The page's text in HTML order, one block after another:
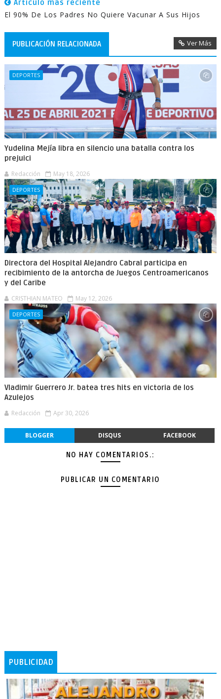
Artículo más reciente
El 90% De Los Padres No Quiere Vacunar A Sus Hijos
PUBLICACIÓN RELACIONADA Ver Más
DEPORTES
Yudelina Mejía libra en silencio una batalla contra los
prejuici
Redacción May 18, 2026
DEPORTES
Directora del Hospital Alejandro Cabral participa en
recibimiento de la antorcha de Juegos Centroamericanos
y del Caribe
CRISTHIAN MATEO May 12, 2026
DEPORTES
Vladimir Guerrero Jr. batea tres hits en victoria de los
Azulejos
Redacción Apr 30, 2026
BLOGGER DISQUS FACEBOOK
NO HAY COMENTARIOS.:
PUBLICAR UN COMENTARIO
PUBLICIDAD